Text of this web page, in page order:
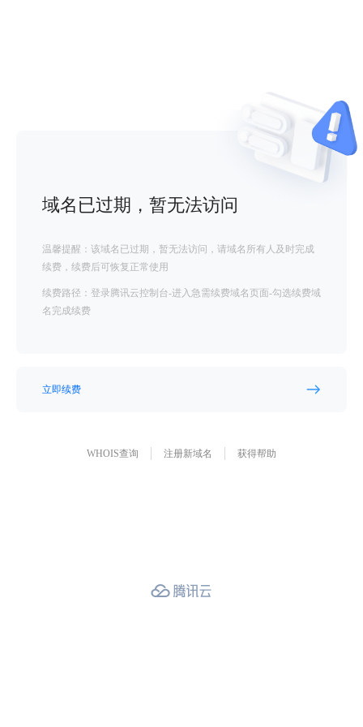
域名已过期，暂无法访问
温馨提醒：该域名已过期，暂无法访问，请域名所有人及时完成
续费，续费后可恢复正常使用
续费路径：登录腾讯云控制台-进入急需续费域名页面-勾选续费域
名完成续费
立即续费
WHOIS查询 注册新域名 获得帮助